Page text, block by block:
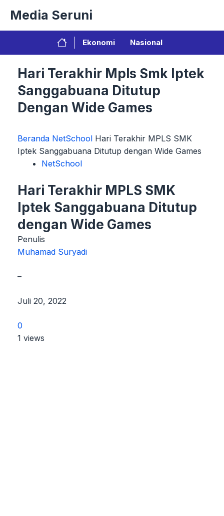
isi
Media Seruni
Ekonomi Nasional
Hari Terakhir Mpls Smk Iptek
Sanggabuana Ditutup
Dengan Wide Games
Beranda NetSchool Hari Terakhir MPLS SMK
Iptek Sanggabuana Ditutup dengan Wide Games
NetSchool
Hari Terakhir MPLS SMK
Iptek Sanggabuana Ditutup
dengan Wide Games
Penulis
Muhamad Suryadi
–
Juli 20, 2022
0
1 views